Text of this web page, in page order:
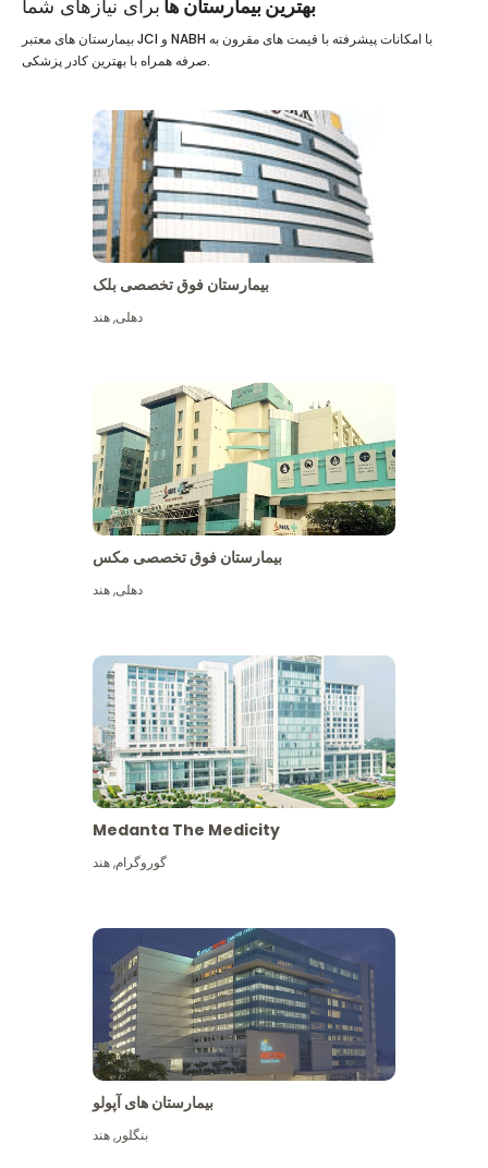
بهترین بیمارستان ها برای نیازهای شما
بیمارستان های معتبر JCI و NABH با امکانات پیشرفته با قیمت های مقرون به
صرفه همراه با بهترین کادر پزشکی.
بیمارستان فوق تخصصی بلک
دهلی,هند
بیمارستان فوق تخصصی مکس
دهلی,هند
Medanta The Medicity
گوروگرام,هند
بیمارستان های آپولو
بنگلور,هند